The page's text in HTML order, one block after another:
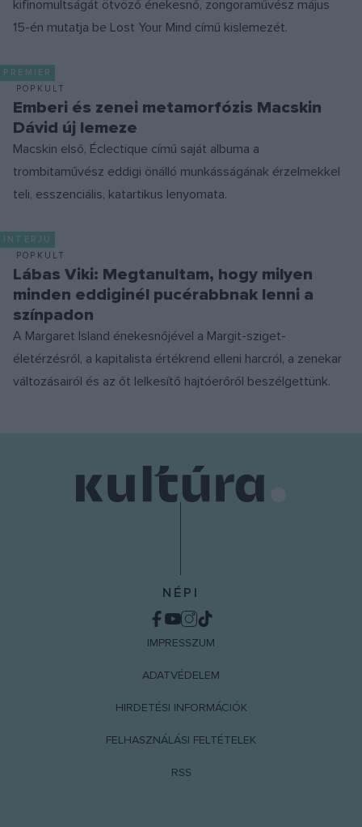
kifinomultságát ötvöző énekesnő, zongoraművész május
15-én mutatja be Lost Your Mind című kislemezét.
PREMIER
POPKULT
Emberi és zenei metamorfózis Macskin
Dávid új lemeze
Macskin első, Éclectique című saját albuma a
trombitaművész eddigi önálló munkásságának érzelmekkel
teli, esszenciális, katartikus lenyomata.
INTERJÚ
POPKULT
Lábas Viki: Megtanultam, hogy milyen
minden eddiginél pucérabbnak lenni a
színpadon
A Margaret Island énekesnőjével a Margit-sziget-
életérzésről, a kapitalista értékrend elleni harcról, a zenekar
változásairól és az őt lelkesítő hajtóerőről beszélgettünk.
NÉPI
IMPRESSZUM
ADATVÉDELEM
HIRDETÉSI INFORMÁCIÓK
FELHASZNÁLÁSI FELTÉTELEK
RSS